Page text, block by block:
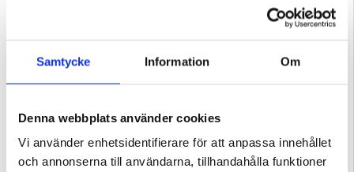
Samtycke Information Om
Denna webbplats använder cookies
Vi använder enhetsidentifierare för att anpassa innehållet
och annonserna till användarna, tillhandahålla funktioner
Torsås
Batteri
Helt ok... Ett batteri som hittills verkar funka. Bra pris